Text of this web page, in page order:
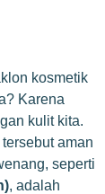
kosmetik
Karena
kulit kita.
aman
seperti
, adalah